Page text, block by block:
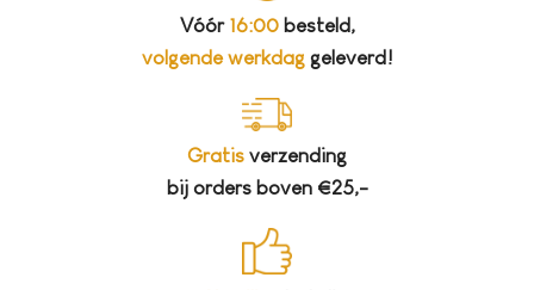
Vóór 16:00besteld,
volgende werkdaggeleverd!
Gratis verzending
bij orders boven €25,-